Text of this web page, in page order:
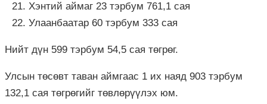
Хэнтий аймаг 23 тэрбум 761,1 сая
Улаанбаатар 60 тэрбум 333 сая
Нийт дүн 599 тэрбум 54,5 сая төгрөг.
Улсын төсөвт таван аймгаас 1 их наяд 903 тэрбум
132,1 сая төгрөгийг төвлөрүүлэх юм.